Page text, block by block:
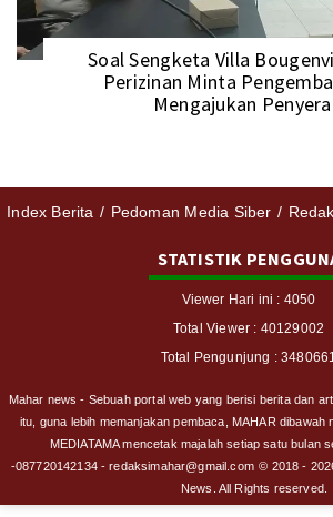
Soal Sengketa Villa
Perizinan Minta
Mengajukan
Index Berita Pedoman Media Siber
STATISTIK
Viewer Hari ini : 4050
Total Viewer : 40129002
Total Pengunjung :
Mahar news - Sebuah portal web yang berisi berita dan
itu, guna lebih memanjakan pembaca, MAHAR dibawah
MEDIATAMA mencetak majalah setiap satu bulan
-087720142134 - redaksimahar@gmail.com © 2018 -
News. All Rights reserved.